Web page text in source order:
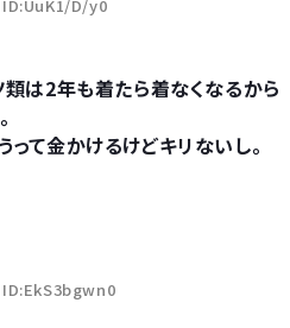
D/y0
は2年も着たら着なくなるから
て金かけるけどキリないし。